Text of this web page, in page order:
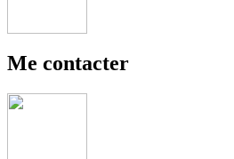
Me contacter